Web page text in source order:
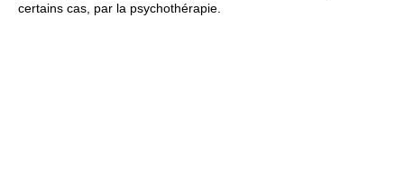
certains cas, par la psychothérapie.